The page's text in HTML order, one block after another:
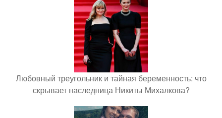
Любовный треугольник и тайная беременность: что
скрывает наследница Никиты Михалкова?